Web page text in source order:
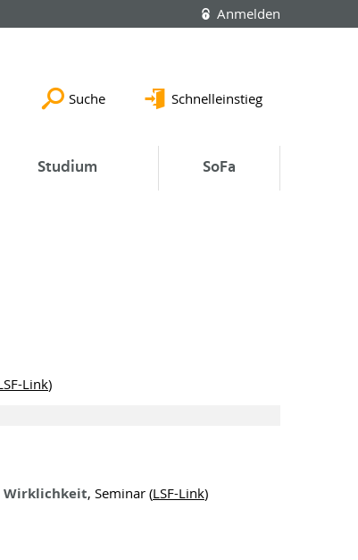
Anmelden
Suche Schnelleinstieg
Studium SoFa
Link)
Wirklichkeit, Seminar (LSF-Link)